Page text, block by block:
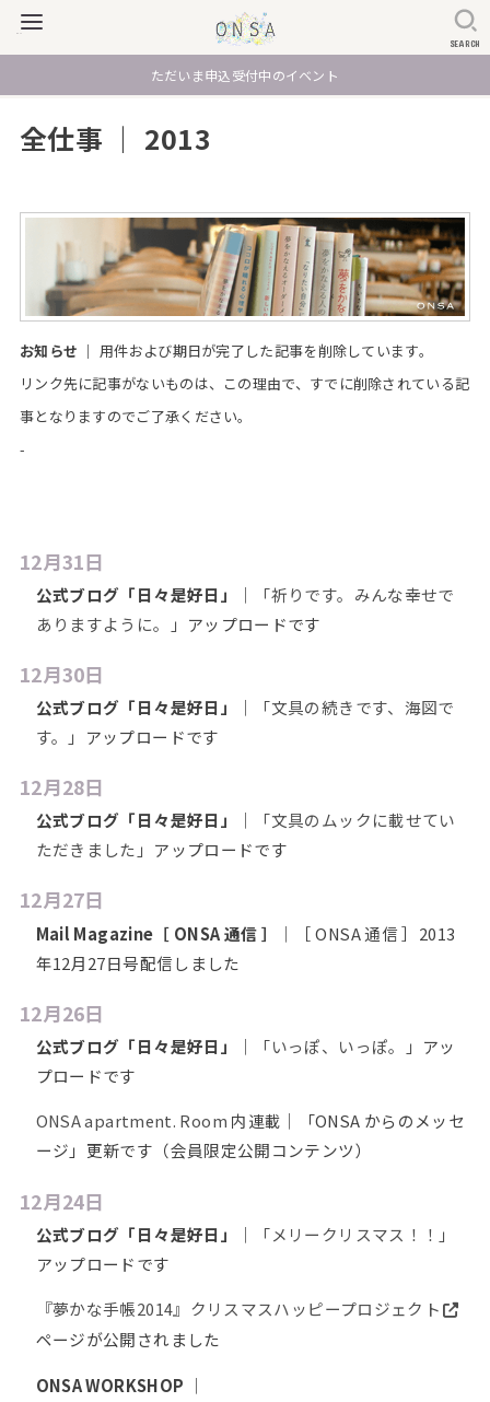
SEARCH
ただいま申込受付中のイベント
全仕事 ｜ 2013
お知らせ ｜ 用件および期日が完了した記事を削除しています。
リンク先に記事がないものは、この理由で、すでに削除されている記
事となりますのでご了承ください。
-
12月31日
公式ブログ「日々是好日」 ｜
「祈りです。みんな幸せで
ありますように。」 アップロードです
12月30日
公式ブログ「日々是好日」 ｜
「文具の続きです、海図で
す。」
アップロードです
12月28日
公式ブログ「日々是好日」 ｜
「文具のムックに載せてい
ただきました」 アップロードです
12月27日
Mail Magazine［ ONSA 通信 ］
｜［ ONSA 通信 ］2013
年12月27日号配信しました
12月26日
公式ブログ「日々是好日」 ｜ 「いっぽ、いっぽ。」 アッ
プロードです
ONSA apartment. Room 内連載｜「ONSA からのメッセ
ージ」更新です（会員限定公開コンテンツ）
12月24日
公式ブログ「日々是好日」 ｜
「メリークリスマス！！」
アップロードです
『夢かな手帳2014』クリスマスハッピープロジェクト
ページが公開されました
ONSA WORKSHOP ｜